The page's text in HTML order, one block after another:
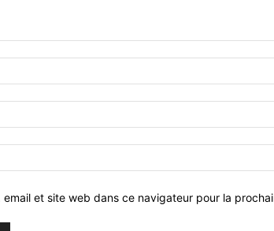
email et site web dans ce navigateur pour la